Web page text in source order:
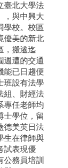
臺北大學法
，與中興大
學校。校區
優美的新北
，搬遷迄
週遭的交通
能已日趨便
班設有法學
組、財經法
專任老師均
士學位，留
德美英日法
生在律師與
試表現優
公務員培訓